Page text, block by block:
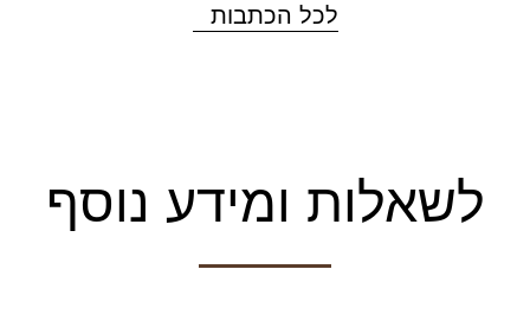
לכל הכתבות
לשאלות ומידע נוסף